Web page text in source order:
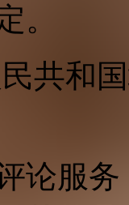
。
共和
论服